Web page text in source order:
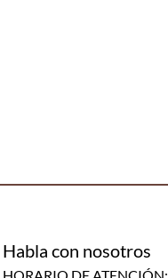
Habla con nosotros
HORARIO DE ATENCIÓN: